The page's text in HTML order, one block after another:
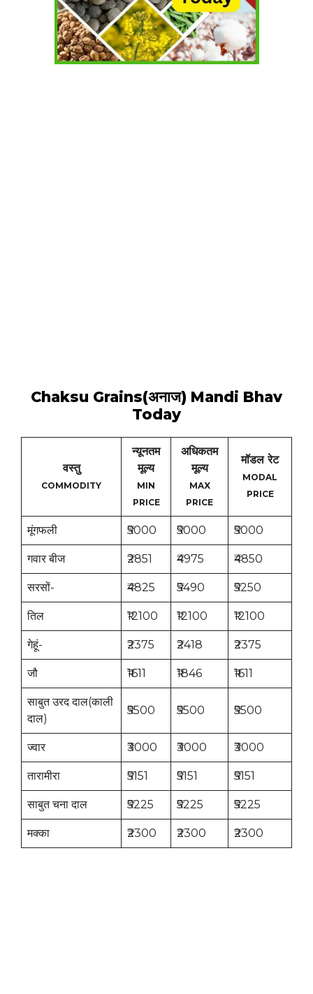
Chaksu Grains(अनाज) Mandi Bhav
Today
वस्तु
COMMODITY
न्यूनतम
मूल्य
MIN
PRICE
अधिकतम
मूल्य
MAX
PRICE
मॉडल रेट
MODAL
PRICE
मूंगफली ₹5000 ₹5000 ₹5000
गवार बीज ₹2851 ₹4975 ₹4850
सरसों- ₹4825 ₹5490 ₹5250
तिल ₹12100 ₹12100 ₹12100
गेहूं- ₹2375 ₹2418 ₹2375
जौ ₹1611 ₹1846 ₹1611
साबुत उरद दाल(काली
दाल)
₹5500 ₹5500 ₹5500
ज्वार ₹3000 ₹3000 ₹3000
तारामीरा ₹5151 ₹5151 ₹5151
साबुत चना दाल ₹5225 ₹5225 ₹5225
मक्का ₹2300 ₹2300 ₹2300